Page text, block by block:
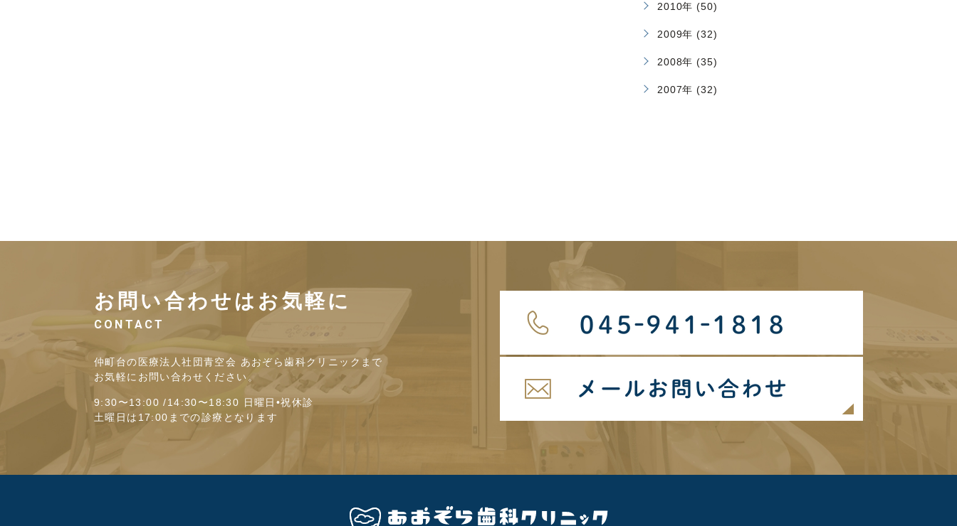
2010年 (50)
2009年 (32)
2008年 (35)
2007年 (32)
お問い合わせはお気軽に
CONTACT
仲町台の医療法人社団青空会 あおぞら歯科クリニックまで
お気軽にお問い合わせください。
9:30〜13:00 /14:30〜18:30 日曜日•祝休診
土曜日は17:00までの診療となります